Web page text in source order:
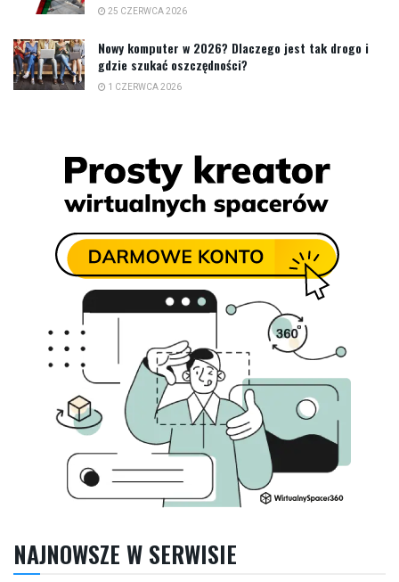
25 CZERWCA 2026
Nowy komputer w 2026? Dlaczego jest tak drogo i
gdzie szukać oszczędności?
1 CZERWCA 2026
NAJNOWSZE W SERWISIE